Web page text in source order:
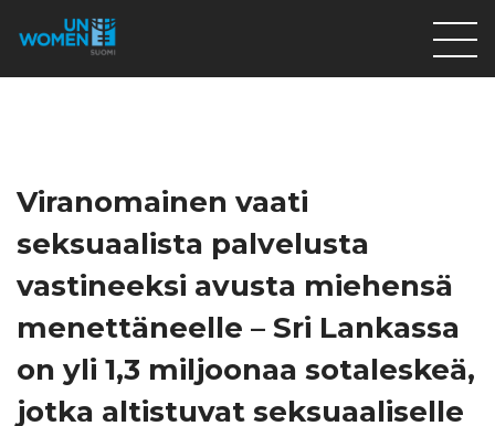
Mitä teemme
Ajankohtaista
Tietoa meistä
På Svenska
Valikon rivi
Viranomainen vaati
seksuaalista palvelusta
vastineeksi avusta miehensä
menettäneelle – Sri Lankassa
on yli 1,3 miljoonaa sotaleskeä,
jotka altistuvat seksuaaliselle